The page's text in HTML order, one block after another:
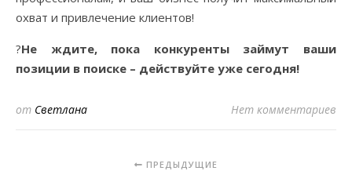
охват и привлечение клиентов!
?Не ждите, пока конкуренты займут ваши
позиции в поиске – действуйте уже сегодня!
от Светлана Нет комментариев
ПРЕДЫДУЩИЕ